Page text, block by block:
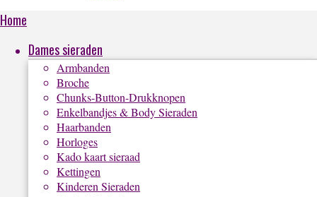
Home
Dames sieraden
Armbanden
Broche
Chunks-Button-Drukknopen
Enkelbandjes & Body Sieraden
Haarbanden
Horloges
Kado kaart sieraad
Kettingen
Kinderen Sieraden